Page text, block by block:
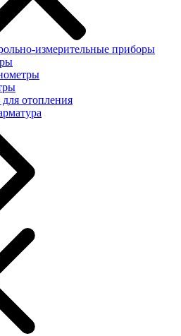
измерительные приборы
отопления